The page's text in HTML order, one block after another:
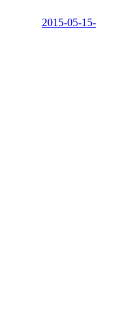
2015-05-15-